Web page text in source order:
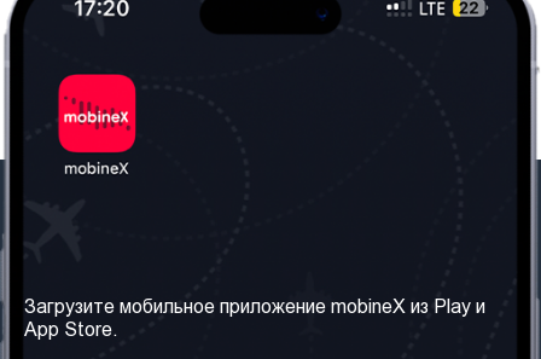
Наши сервисы
Правила и Условия
Загрузите мобильное приложение mobineX из Play и
App Store.